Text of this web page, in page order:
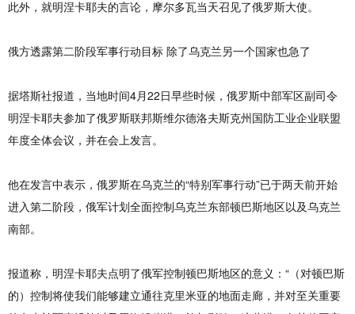
此外，就明涅卡耶夫的言论，摩尔多瓦当天召见了俄罗斯大使。
俄方透露第二阶段军事行动目标 除了乌克兰另一个国家也急了
据塔斯社报道，当地时间4月22日早些时候，俄罗斯中部军区副司令
明涅卡耶夫参加了俄罗斯联邦斯维尔德洛夫斯克州国防工业企业联盟
年度全体会议，并在会上发言。
他在发言中表示，俄罗斯在乌克兰的“特别军事行动”已于两天前开始
进入第二阶段，俄军计划全面控制乌克兰东部顿巴斯地区以及乌克兰
南部。
报道称，明涅卡耶夫点明了俄军控制顿巴斯地区的意义：“（对顿巴斯
的）控制将使我们能够建立通往克里米亚的地面走廊，并对至关重要